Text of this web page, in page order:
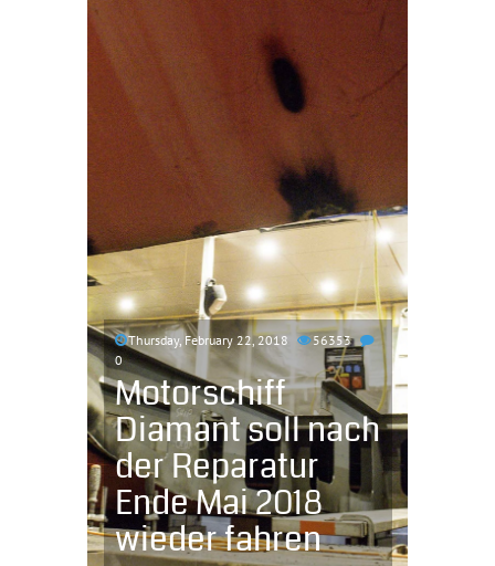
Thursday, February 22, 2018
56353
0
Motorschiff
Diamant soll nach
der Reparatur
Ende Mai 2018
wieder fahren